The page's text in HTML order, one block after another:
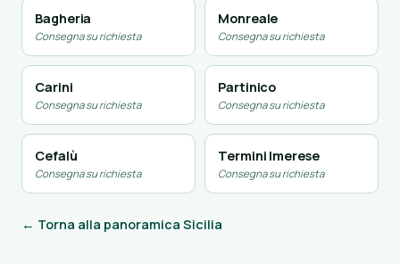
Bagheria
Consegna su richiesta
Monreale
Consegna su richiesta
Carini
Consegna su richiesta
Partinico
Consegna su richiesta
Cefalù
Consegna su richiesta
Termini Imerese
Consegna su richiesta
← Torna alla panoramica Sicilia